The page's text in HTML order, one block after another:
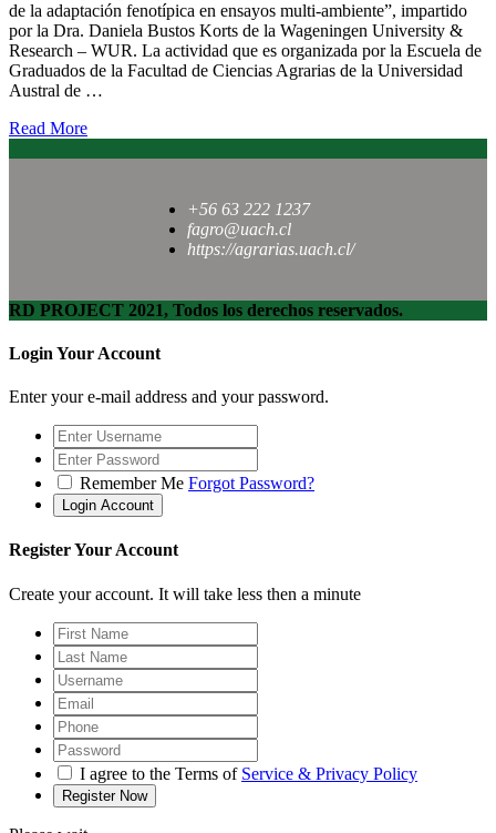
de la adaptación fenotípica en ensayos multi-ambiente”, impartido
por la Dra. Daniela Bustos Korts de la Wageningen University &
Research – WUR. La actividad que es organizada por la Escuela de
Graduados de la Facultad de Ciencias Agrarias de la Universidad
Austral de …
Read More
+56 63 222 1237
fagro@uach.cl
https://agrarias.uach.cl/
RD PROJECT 2021, Todos los derechos reservados.
Login Your Account
Enter your e-mail address and your password.
Remember Me Forgot Password?
Register Your Account
Create your account. It will take less then a minute
I agree to the Terms of Service & Privacy Policy